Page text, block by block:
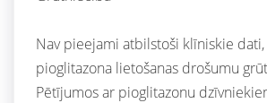
Nav pieejami atbilstoši klīniskie
pioglitazona lietošanas drošumu
Pētījumos ar pioglitazonu